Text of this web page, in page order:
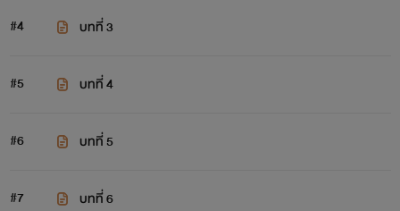
#4 บทที่ 3
#5 บทที่ 4
#6 บทที่ 5
#7 บทที่ 6